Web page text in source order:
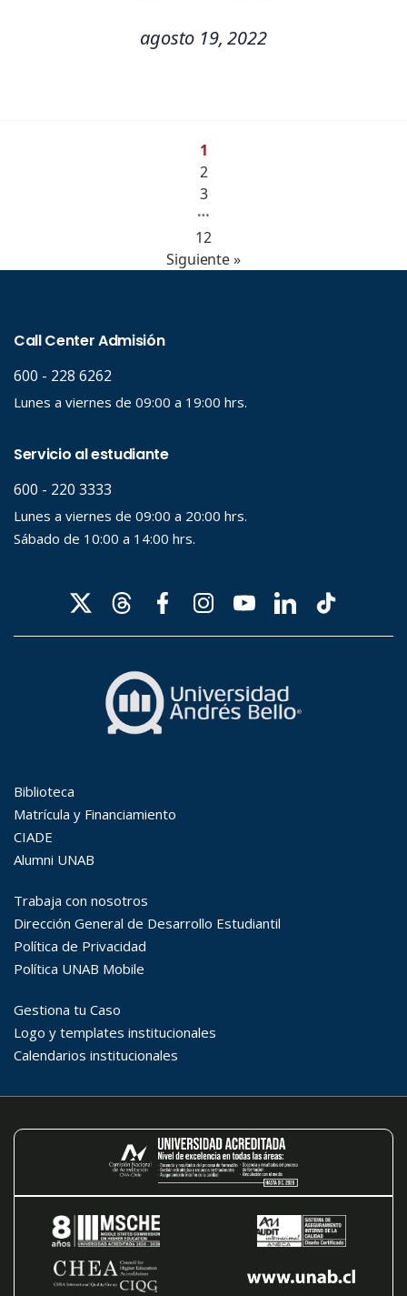
agosto 19, 2022
1
2
3
…
12
Siguiente »